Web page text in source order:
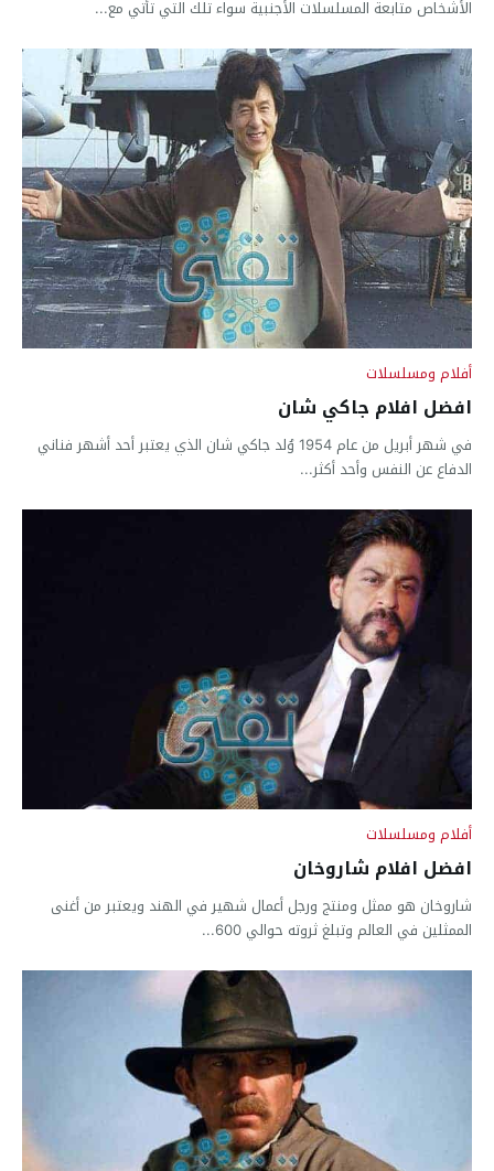
الأشخاص متابعة المسلسلات الأجنبية سواء تلك التي تأتي مع...
أفلام ومسلسلات
افضل افلام جاكي شان
في شهر أبريل من عام 1954 وُلد جاكي شان الذي يعتبر أحد أشهر فناني
الدفاع عن النفس وأحد أكثر...
أفلام ومسلسلات
افضل افلام شاروخان
شاروخان هو ممثل ومنتج ورجل أعمال شهير في الهند ويعتبر من أغنى
الممثلين في العالم وتبلغ ثروته حوالي 600...